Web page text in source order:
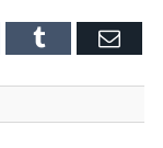
Tumblr Email